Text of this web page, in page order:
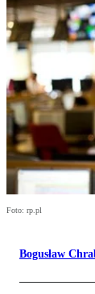
Foto: rp.pl
Bogusław